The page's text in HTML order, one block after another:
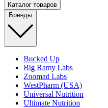
Каталог товаров
Бренды
Bucked Up
Big Ramy Labs
Zoomad Labs
WestPharm (USA)
Universal Nutrition
Ultimate Nutrition